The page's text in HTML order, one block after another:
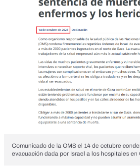
Comunicado de la OMS el 14 de octubre
evacuación dada por Israel a los hospitales en